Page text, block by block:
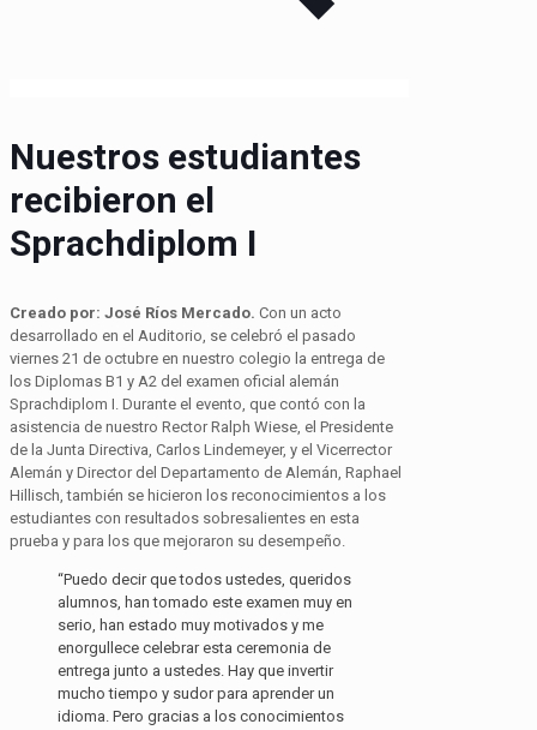
Nuestros estudiantes
recibieron el
Sprachdiplom I
Creado por: José Ríos Mercado. Con un acto
desarrollado en el Auditorio, se celebró el pasado
viernes 21 de octubre en nuestro colegio la entrega de
los Diplomas B1 y A2 del examen oficial alemán
Sprachdiplom I. Durante el evento, que contó con la
asistencia de nuestro Rector Ralph Wiese, el Presidente
de la Junta Directiva, Carlos Lindemeyer, y el Vicerrector
Alemán y Director del Departamento de Alemán, Raphael
Hillisch, también se hicieron los reconocimientos a los
estudiantes con resultados sobresalientes en esta
prueba y para los que mejoraron su desempeño.
“Puedo decir que todos ustedes, queridos
alumnos, han tomado este examen muy en
serio, han estado muy motivados y me
enorgullece celebrar esta ceremonia de
entrega junto a ustedes. Hay que invertir
mucho tiempo y sudor para aprender un
idioma. Pero gracias a los conocimientos